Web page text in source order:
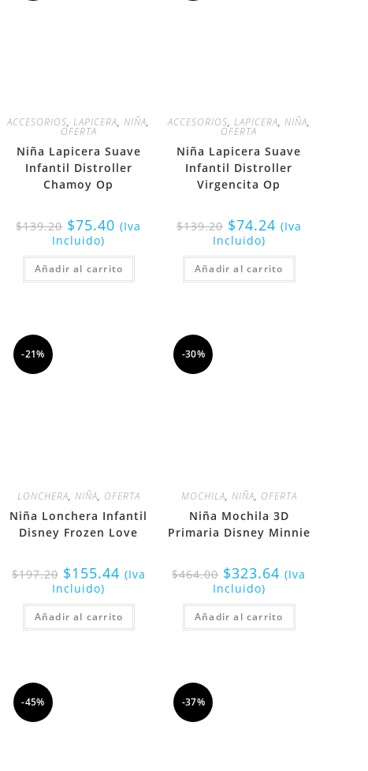
ACCESORIOS,LAPICERA,NIÑA,
OFERTA
Niña Lapicera Suave
Infantil Distroller
Chamoy Op
$139.20 $75.40 (Iva
Incluido)
Añadir al carrito
ACCESORIOS, LAPICERA, NIÑA,
OFERTA
Niña Lapicera Suave
Infantil Distroller
Virgencita Op
$139.20 $74.24 (Iva
Incluido)
Añadir al carrito
-21%
LONCHERA, NIÑA, OFERTA
Niña Lonchera Infantil
Disney Frozen Love
$197.20 $155.44 (Iva
Incluido)
Añadir al carrito
-30%
MOCHILA, NIÑA, OFERTA
Niña Mochila 3D
Primaria Disney Minnie
$464.00 $323.64 (Iva
Incluido)
Añadir al carrito
-45% -37%